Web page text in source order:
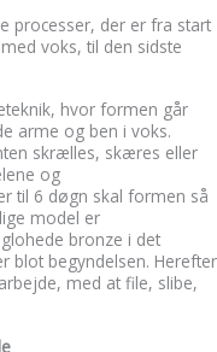
processer, der er fra start
voks, til den sidste
hvor formen går
arme og ben i voks.
skrælles, skæres eller
og
til 6 døgn skal formen så
model er
bronze i det
blot begyndelsen. Herefter
med at file, slibe,